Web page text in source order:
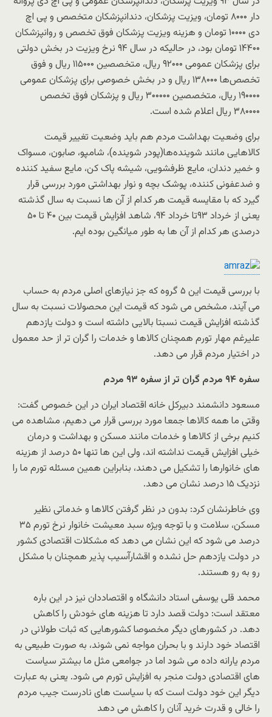
دار ۸۰۰۰ تومان، ویزیت پزشکان، دندانپزشکان متخصص و پی اچ
دی ۱۰۰۰۰ تومان و هزینه ویزیت پزشکان فوق تخصص و روانپزشکان
۱۴۴۰۰ تومان بود، در حالیکه در سال ۹۴ نرخ ویزیت در بخش دولتی
برای پزشکان عمومی ۹۲۰۰۰ ریال، متخصصین ۱۱۵۰۰۰ ریال و فوق
تخصص‌ها ۱۳۸۰۰۰ ریال و در بخش خصوصی برای پزشکان عمومی
۱۹۰۰۰۰ ریال، متخصصین ۳۰۰۰۰۰ ریال و پزشکان فوق تخصص
۳۸۰۰۰۰ ریال اعلام شده است.
برای وضعیت بهداشت مردم هم باید وضعیت تغییر قیمت
کالاهایی مانند شوینده‌ها(پودر شوینده)، شامپو، صابون، مسواک
و خمیر دندان، مایع ظرفشویی، شیشه پاک کن، مایع سفید کننده
و ضدعفونی کننده، پوشک بچه و نوار بهداشتی مورد بررسی قرار
گیرد که با مقایسه قیمت هر کدام از آن ها نسبت به سال گذشته
یعنی از خرداد ۹۳تا خرداد ۹۴، شاهد افزایش قیمت بین ۴۰ تا ۵۰
درصدی هر کدام از آن ها به طور میانگین بوده ایم.
با بررسی قیمت این ۵ گروه که جز نیازهای اصلی مردم به حساب
می آیند، مشخص می شود که قیمت این محصولات نسبت به سال
گذشته افزایش قیمت نسبتا بالایی داشته است و دولت یازدهم
علیرغم مهار تورم همچنان کالاها و خدمات را گران تر از حد معمول
در اختیار مردم قرار می دهد.
سفره ۹۴ مردم گران تر از سفره ۹۳ مردم
مسعود دانشمند دبیرکل خانه اقتصاد ایران در این خصوص گفت:
وقتی ما همه کالاها جمعا مورد بررسی قرار می دهیم، مشاهده می
کنیم برخی از کالاها و خدمات مانند مسکن و بهداشت و درمان
خیلی افزایش قیمت نداشته اند، ولی این ها تنها ۵۰ درصد از هزینه
های خانوارها را تشکیل می دهند، بنابراین همین مسئله تورم ما را
نزدیک ۱۵ درصد نشان می دهد.
وی خاطرنشان کرد: بدون در نظر گرفتن کالاها و خدماتی نظیر
مسکن، سلامت و با توجه ویژه سبد معیشت خانوار نرخ تورم ۳۵
درصد می شود که این نشان می دهد که مشکلات اقتصادی کشور
در دولت یازدهم حل نشده و اقشارآسیب پذیر همچنان با مشکل
رو به رو هستند.
محمد قلی یوسفی استاد دانشگاه و اقتصاددان نیز در این باره
معتقد است: دولت قصد دارد تا هزینه های خودش را کاهش
دهد. در کشورهای دیگر مخصوصا کشورهایی که ثبات طولانی در
اقتصاد خود دارند و با بحران مواجه نمی شوند، به صورت طبیعی به
مردم یارانه داده می شود اما در جوامعی مثل ما بیشتر سیاست
های اقتصادی دولت منجر به افزایش تورم می شود. یعنی به عبارت
دیگر این خود دولت است که با سیاست های نادرست جیب مردم
را خالی و قدرت خرید آنان را کاهش می دهد